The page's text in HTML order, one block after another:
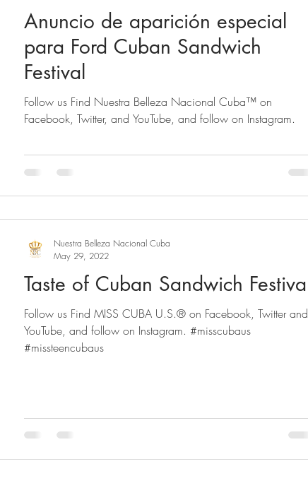
Anuncio de aparición especial
para Ford Cuban Sandwich
Festival
Follow us Find Nuestra Belleza Nacional Cuba™ on
Facebook, Twitter, and YouTube, and follow on Instagram.
Taste of Cuban Sandwich Festival
Follow us Find MISS CUBA U.S.® on Facebook, Twitter and
YouTube, and follow on Instagram. #misscubaus
#missteencubaus
Nuestra Belleza Nacional Cuba
May 29, 2022